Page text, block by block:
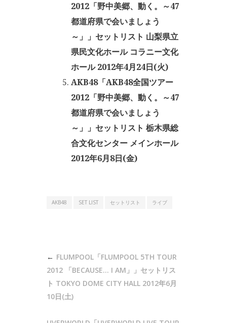
2012「野中美郷、動く。～47
都道府県で会いましょう
～」」セットリスト 山梨県立
県民文化ホール コラニー文化
ホール 2012年4月24日(火)
AKB48「AKB48全国ツアー
2012「野中美郷、動く。～47
都道府県で会いましょう
～」」セットリスト 栃木県総
合文化センター メインホール
2012年6月8日(金)
AKB48 SET LIST セットリスト ライブ
FLUMPOOL「FLUMPOOL 5TH TOUR
2012 「BECAUSE… I AM」」セットリス
ト TOKYO DOME CITY HALL 2012年6月
10日(土)